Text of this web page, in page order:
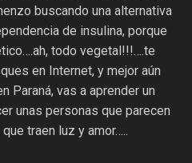
buscando una alternativa
de insulina, porque
todo vegetal!!!….te
en Internet, y mejor aún
Paraná, vas a aprender un
unas personas que parecen
traen luz y amor…..